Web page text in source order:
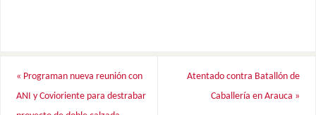
« Programan nueva reunión con
ANI y Covioriente para destrabar
Atentado contra Batallón de
Caballería en Arauca »